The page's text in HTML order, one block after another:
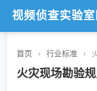
视频侦查实验
行业标准
首页 › 行业标准 ›
火灾现场勘验